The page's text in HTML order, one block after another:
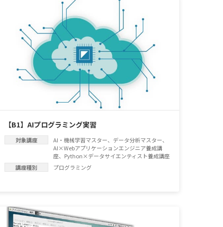
【B1】AIプログラミング実習
対象講座 AI・機械学習マスター、 データ分析マスター、
AI×Webアプリケーションエンジニア養成講
座、 Python×データサイエンティスト養成講座
講座種別
プログラミング